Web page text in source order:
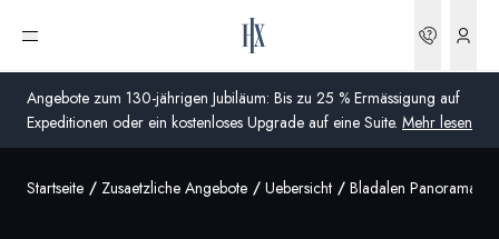
Angebote zum 130-jährigen Jubiläum: Bis zu 25 % Ermässigung auf
Expeditionen oder ein kostenloses Upgrade auf eine Suite. Mehr lesen
Menü öffnen
Global
Startseite Zusaetzliche Angebote Uebersicht Bladalen Panorama